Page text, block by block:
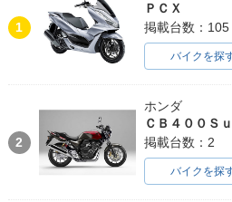
1
ＰＣＸ
掲載台数：105
バイクを探
2
ホンダ
掲載台数：2
バイクを探